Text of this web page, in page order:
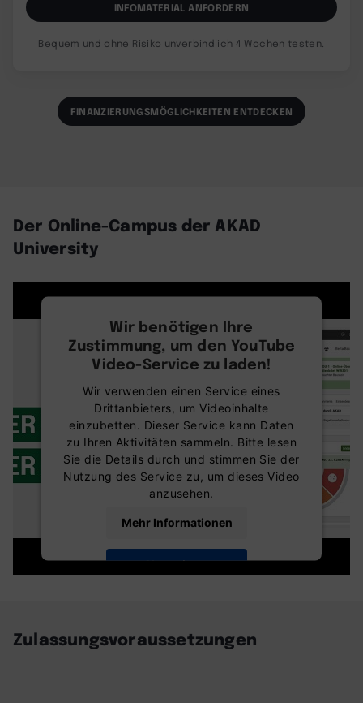
INFOMATERIAL ANFORDERN
Bequem und ohne Risiko unverbindlich 4 Wochen testen.
FINANZIERUNGSMÖGLICHKEITEN ENTDECKEN
Wir benötigen Ihre
Zustimmung, um den YouTube
Video-Service zu laden!
Wir verwenden einen Service eines
Drittanbieters, um Videoinhalte
einzubetten. Dieser Service kann Daten
zu Ihren Aktivitäten sammeln. Bitte lesen
Sie die Details durch und stimmen Sie der
Nutzung des Service zu, um dieses Video
anzusehen.
Mehr Informationen
Akzeptieren
Der Online-Campus der AKAD
University
Zulassungsvoraussetzungen